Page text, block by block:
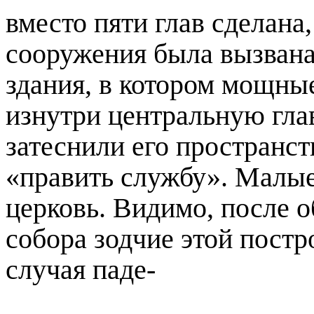
вместо пяти глав
сооружения была
здания, в котором
изнутри центральную
затеснили его
«править службу».
церковь. Видимо, после
собора зодчие этой
случая паде-